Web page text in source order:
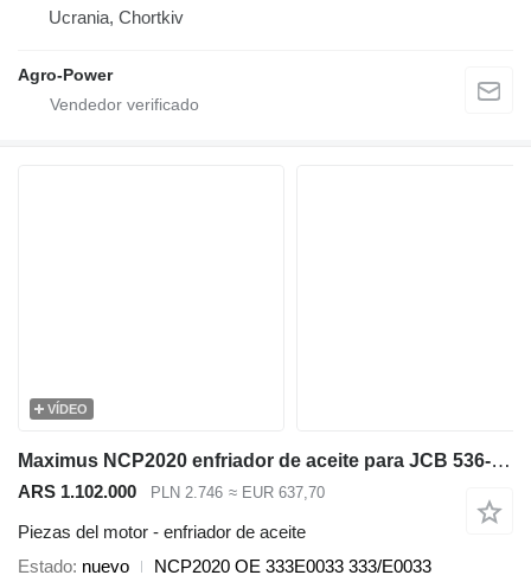
Ucrania, Chortkiv
Agro-Power
VÍDEO
Maximus NCP2020 enfriador de aceite para JCB 536-70 536-60 531-70 541-70 560-80 535-95 550-80 540-140 540-200 540-170 550-140 550-170 cargadora telescópica
ARS 1.102.000 PLN 2.746 ≈ EUR 637,70
Piezas del motor - enfriador de aceite
Estado nuevo NCP2020 OE 333E0033 333/E0033